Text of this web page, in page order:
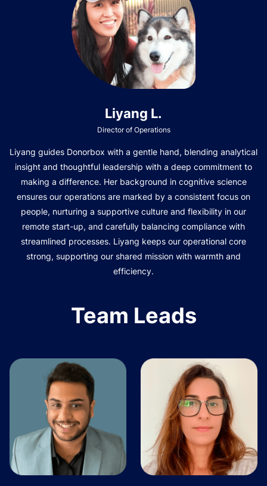
Liyang L.
Director of Operations
Liyang guides Donorbox with a gentle hand, blending analytical
insight and thoughtful leadership with a deep commitment to
making a difference. Her background in cognitive science
ensures our operations are marked by a consistent focus on
people, nurturing a supportive culture and flexibility in our
remote start-up, and carefully balancing compliance with
streamlined processes. Liyang keeps our operational core
strong, supporting our shared mission with warmth and
efficiency.
Team Leads